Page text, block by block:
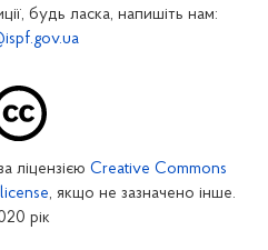
будь ласка, напишіть нам:
ліцензією Creative Commons
, якщо не зазначено інше.
рік